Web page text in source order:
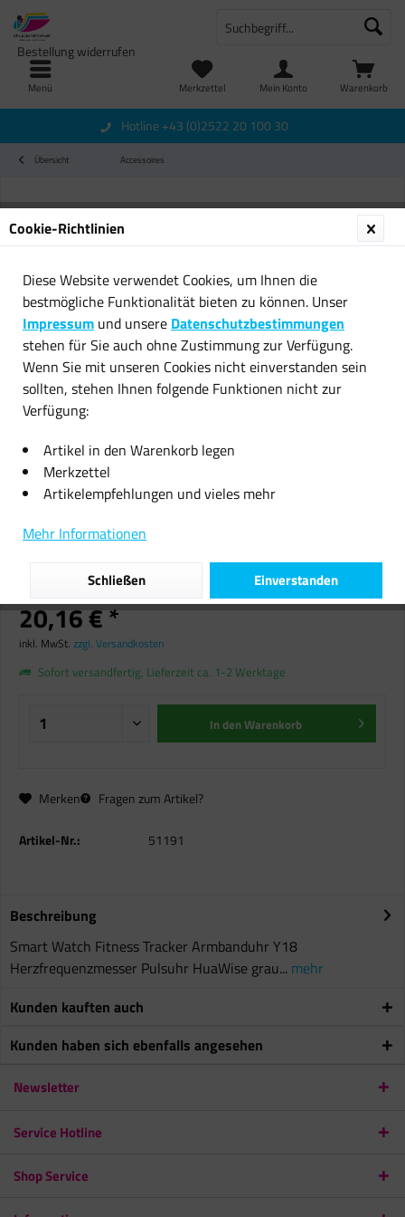
Menü Warenkorb
Merkzettel
Bestellung widerrufen
Mein Konto
Hotline +43 (0)2522 20 100 30
Übersicht Accessoires
Smart Watch "Fitness Tracker"
Fitness Armbanduhr Y18
Herzfrequenzmesser HuaWise
20,16 € *
inkl. MwSt. zzgl. Versandkosten
Sofort versandfertig, Lieferzeit ca. 1-2 Werktage
In denWarenkorb
Merken Fragen zum Artikel?
Artikel-Nr.: 51191
Beschreibung
Smart Watch Fitness Tracker Armbanduhr Y18
Herzfrequenzmesser Pulsuhr HuaWise grau... mehr
Kunden kauften auch
Kunden haben sich ebenfalls angesehen
Newsletter
Service Hotline
Shop Service
Cookie-Richtlinien
Diese Website verwendet Cookies, um Ihnen die
bestmögliche Funktionalität bieten zu können. Unser
Impressum und unsere Datenschutzbestimmungen
stehen für Sie auch ohne Zustimmung zur Verfügung.
Wenn Sie mit unseren Cookies nicht einverstanden sein
sollten, stehen Ihnen folgende Funktionen nicht zur
Verfügung:
Artikel in den Warenkorb legen
Merkzettel
Artikelempfehlungen und vieles mehr
Mehr Informationen
Einverstanden
Schließen